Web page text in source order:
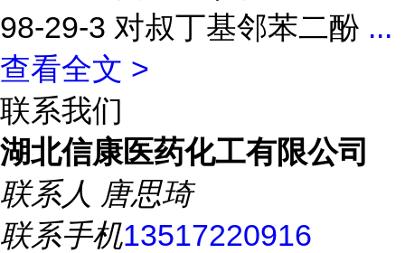
98-29-3 对叔丁基邻苯二酚 ...
查看全文 >
联系我们
湖北信康医药化工有限公司
联系人 唐思琦
联系手机13517220916